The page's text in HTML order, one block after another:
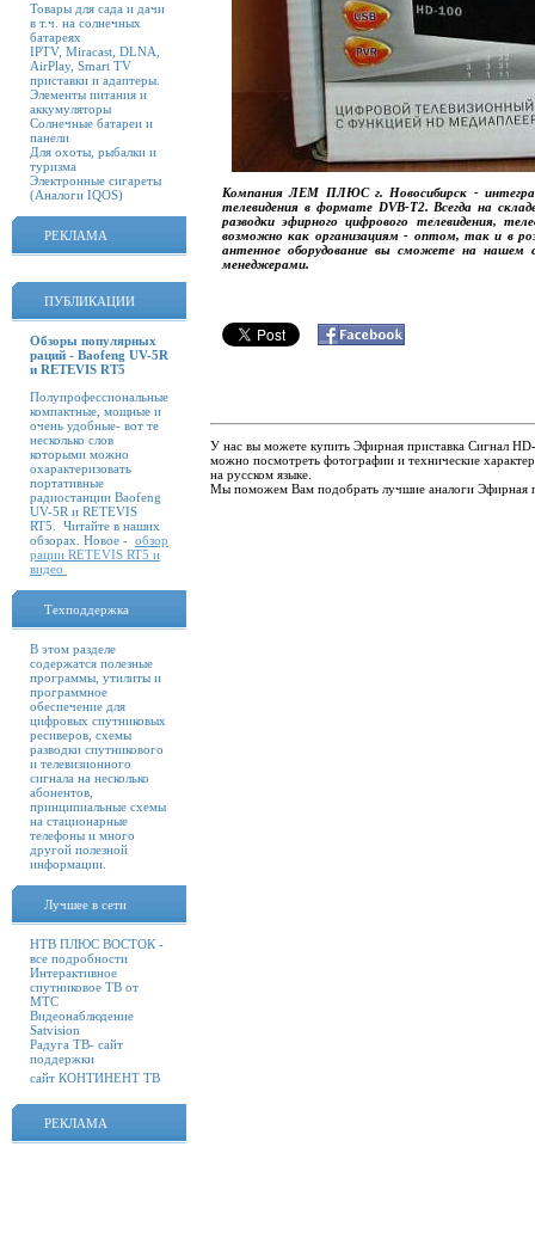
Товары для сада и дачи
в т.ч. на солнечных
батареях
IPTV, Miracast, DLNA,
AirPlay, Smart TV
приставки и адаптеры.
Элементы питания и
аккумуляторы
Солнечные батареи и
панели
Для охоты, рыбалки и
туризма
Электронные сигареты
(Аналоги IQOS)
РЕКЛАМА
ПУБЛИКАЦИИ
Обзоры популярных
раций - Baofeng UV-5R
и RETEVIS RT5
Полупрофессиональные
компактные, мощные и
очень удобные- вот те
несколько слов
которыми можно
охарактеризовать
портативные
радиостанции Baofeng
UV-5R и RETEVIS
RT5. Читайте в наших
обзорах. Новое - обзор
рации RETEVIS RT5 и
видео
Техподдержка
В этом разделе
содержатся полезные
программы, утилиты и
программное
обеспечение для
цифровых спутниковых
ресиверов, схемы
разводки спутникового
и телевизионного
сигнала на несколько
абонентов,
принципиальные схемы
на стационарные
телефоны и много
другой полезной
информации.
Лучшее в сети
НТВ ПЛЮС ВОСТОК -
все подробности
Интерактивное
спутниковое ТВ от
МТС
Видеонаблюдение
Satvision
Радуга ТВ- сайт
поддержки
сайт КОНТИНЕНТ ТВ
РЕКЛАМА
Компания ЛЕМ ПЛЮС г. Новосибирск -
телевидения в формате DVB-T2. Всегда на
разводки эфирного цифрового телевидения,
возможно как организациям - оптом, так и в
антенное оборудование вы сможете на
менеджерами.
У нас вы можете купить Эфирная приставка Сигнал
можно посмотреть фотографии и технические
на русском языке.
Мы поможем Вам подобрать лучшие аналоги Эфирная